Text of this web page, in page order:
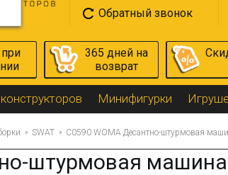
Обратный звонок
365 дней на
возврат
Минифигурки
SWAT C0590 WOMA Десантно-штурмовая
штурмовая машина